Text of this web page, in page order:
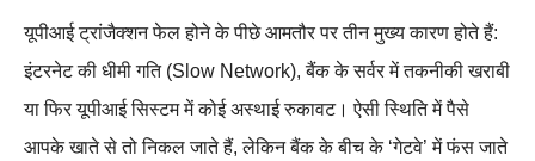
यूपीआई ट्रांजैक्शन फेल होने के पीछे आमतौर पर तीन मुख्य कारण होते हैं:
इंटरनेट की धीमी गति (Slow Network), बैंक के सर्वर में तकनीकी खराबी
या फिर यूपीआई सिस्टम में कोई अस्थाई रुकावट। ऐसी स्थिति में पैसे
आपके खाते से तो निकल जाते हैं, लेकिन बैंक के बीच के ‘गेटवे’ में फंस जाते